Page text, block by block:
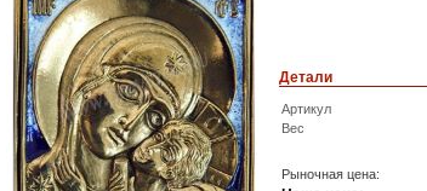
Детали
Артикул
Вес
Рыночная цена: